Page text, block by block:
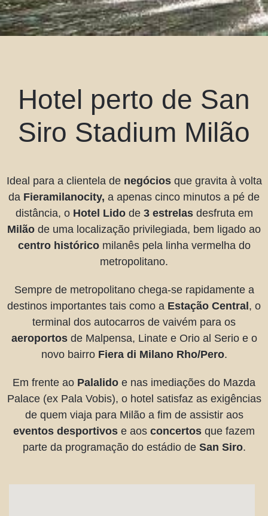
Hotel perto de San
Siro Stadium Milão
Ideal para a clientela de negóciosque gravita à volta
da Fieramilanocity, a apenas cinco minutos a pé de
distância, o Hotel Lidode 3 estrelasdesfruta em
Milão de uma localização privilegiada, bem ligado ao
centro históricomilanês pela linha vermelha do
metropolitano.
Sempre de metropolitano chega-se rapidamente a
destinos importantes tais como a Estação Central , o
terminal dos autocarros de vaivém para os
aeroportosde Malpensa, Linate e Orio al Serio e o
novo bairro Fiera di Milano Rho/Pero.
Em frente ao Palalido e nas imediações do Mazda
Palace (ex Pala Vobis), o hotel satisfaz as exigências
de quem viaja para Milão a fim de assistir aos
eventos desportivos e aos concertos que fazem
parte da programação do estádio de San Siro.